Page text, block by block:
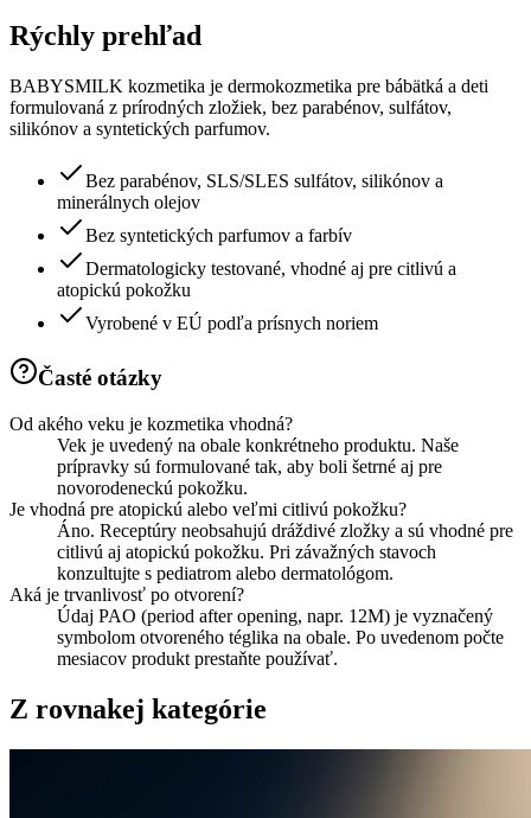
Rýchly prehľad
BABYSMILK kozmetika je dermokozmetika pre bábätká a deti
formulovaná z prírodných zložiek, bez parabénov, sulfátov,
silikónov a syntetických parfumov.
Bez parabénov, SLS/SLES sulfátov, silikónov a
minerálnych olejov
Bez syntetických parfumov a farbív
Dermatologicky testované, vhodné aj pre citlivú a
atopickú pokožku
Vyrobené v EÚ podľa prísnych noriem
Časté otázky
Od akého veku je kozmetika vhodná?
Vek je uvedený na obale konkrétneho produktu. Naše
prípravky sú formulované tak, aby boli šetrné aj pre
novorodeneckú pokožku.
Je vhodná pre atopickú alebo veľmi citlivú pokožku?
Áno. Receptúry neobsahujú dráždivé zložky a sú vhodné pre
citlivú aj atopickú pokožku. Pri závažných stavoch
konzultujte s pediatrom alebo dermatológom.
Aká je trvanlivosť po otvorení?
Údaj PAO (period after opening, napr. 12M) je vyznačený
symbolom otvoreného téglika na obale. Po uvedenom počte
mesiacov produkt prestaňte používať.
Z rovnakej kategórie